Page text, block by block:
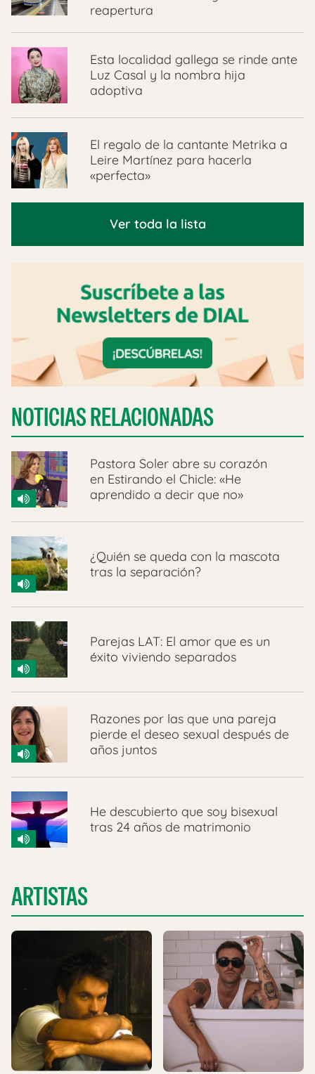
reapertura
Esta localidad gallega se rinde ante
Luz Casal y la nombra hija
adoptiva
El regalo de la cantante Metrika a
Leire Martínez para hacerla
«perfecta»
Ver toda la lista
NOTICIAS RELACIONADAS
Pastora Soler abre su corazón
en Estirando el Chicle: «He
aprendido a decir que no»
¿Quién se queda con la mascota
tras la separación?
Parejas LAT: El amor que es un
éxito viviendo separados
Razones por las que una pareja
pierde el deseo sexual después de
años juntos
He descubierto que soy bisexual
tras 24 años de matrimonio
ARTISTAS